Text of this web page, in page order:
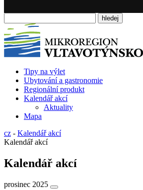
Tipy na výlet
Ubytování a gastronomie
Regionální produkt
Kalendář akcí
Aktuality
Mapa
cz - Kalendář akcí
Kalendář akcí
Kalendář akcí
prosinec 2025